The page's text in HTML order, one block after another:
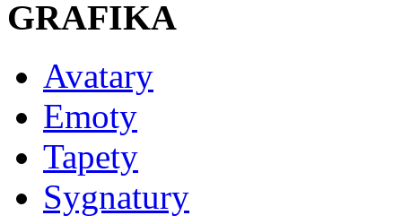
GRAFIKA
Avatary
Emoty
Tapety
Sygnatury